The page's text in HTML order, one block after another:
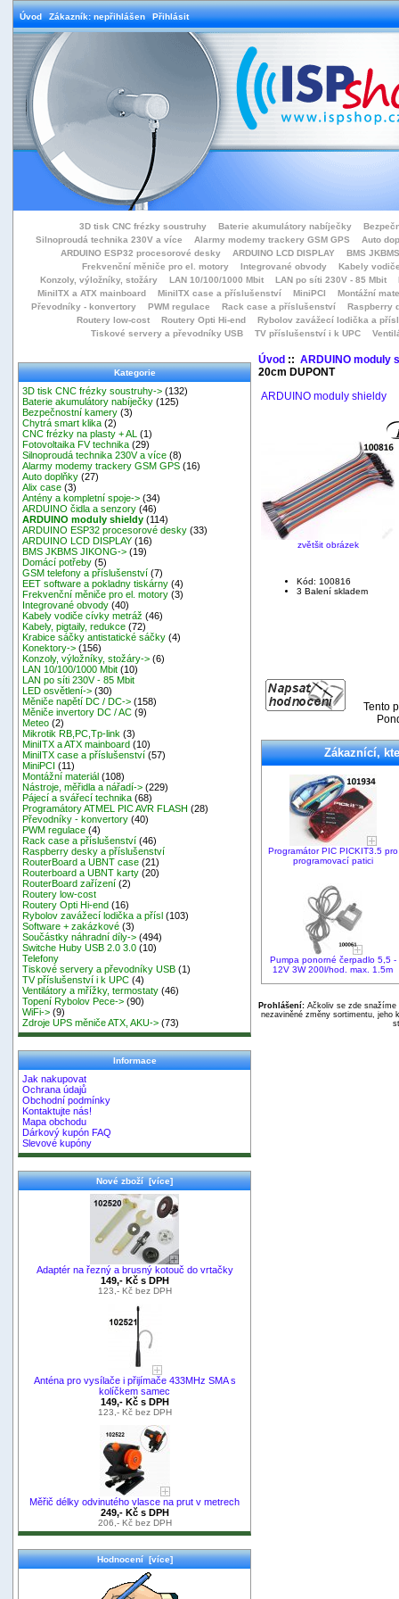
Úvod Zákazník: nepřihlášen Přihlásit
3D tisk CNC frézky soustruhy Baterie akumulátory nabíječky
Silnoproudá technika 230V a více
Alarmy modemy trackery GSM GPS
Auto
ARDUINO ESP32 procesorové desky
ARDUINO LCD DISPLAY
BMS
Frekvenční měniče pro el. motory
Integrované obvody
Kabely
Konzoly, výložníky, stožáry
LAN 10/100/1000 Mbit LAN po síti 230V - 85 Mbit
MiniITX a ATX mainboard
MiniITX case a příslušenství MiniPCI
Montážní
Převodníky - konvertory
PWM regulace Rack case a příslušenství
Raspberry
Routery low-cost
Routery Opti Hi-end
Rybolov zavážecí lodička a přísl
Tiskové servery a převodníky USB
TV příslušenství i k UPC
Kategorie
3D tisk CNC frézky soustruhy-> (132)
Baterie akumulátory nabíječky (125)
Bezpečnostní kamery (3)
Chytrá smart klika (2)
CNC frézky na plasty + AL
(1)
Fotovoltaika FV technika (29)
Silnoproudá technika 230V a více (8)
Alarmy modemy trackery GSM GPS (16)
Auto doplňky (27)
Alix case (3)
Antény a kompletní spoje-> (34)
ARDUINO čidla a senzory (46)
ARDUINO moduly shieldy (114)
ARDUINO ESP32 procesorové desky (33)
ARDUINO LCD DISPLAY (16)
BMS JKBMS JIKONG-> (19)
Domácí potřeby (5)
GSM telefony a příslušenství (7)
EET software a pokladny tiskárny (4)
Frekvenční měniče pro el. motory (3)
Integrované obvody (40)
Kabely vodiče cívky metráž (46)
Kabely, pigtaily, redukce (72)
Krabice sáčky antistatické sáčky (4)
Konektory-> (156)
Konzoly, výložníky, stožáry-> (6)
LAN 10/100/1000 Mbit (10)
LAN po síti 230V - 85 Mbit
LED osvětlení-> (30)
Měniče napětí DC / DC-> (158)
Měniče invertory DC / AC (9)
Meteo (2)
Mikrotik RB,PC,Tp-link (3)
MiniITX a ATX mainboard (10)
MiniITX case a příslušenství (57)
MiniPCI (11)
Montážní materiál (108)
Nástroje, měřidla a nářadí-> (229)
Pájecí a svářecí technika (68)
Programátory ATMEL PIC AVR FLASH (28)
Převodníky - konvertory (40)
PWM regulace (4)
Rack case a příslušenství (46)
Raspberry desky a příslušenství
RouterBoard a UBNT case (21)
Routerboard a UBNT karty (20)
RouterBoard zařízení (2)
Routery low-cost
Routery Opti Hi-end (16)
Rybolov zavážecí lodička a přísl (103)
Software + zakázkové (3)
Součástky náhradní díly-> (494)
Switche Huby USB 2.0 3.0 (10)
Telefony
Tiskové servery a převodníky USB (1)
TV příslušenství i k UPC (4)
Ventilátory a mřížky, termostaty (46)
Topení Rybolov Pece-> (90)
WiFi-> (9)
Zdroje UPS měniče ATX, AKU-> (73)
Informace
Jak nakupovat
Ochrana údajů
Obchodní podmínky
Kontaktujte nás!
Mapa obchodu
Dárkový kupón FAQ
Slevové kupóny
Nové zboží [více]
Adaptér na řezný a brusný kotouč do vrtačky
149,- Kč s DPH
123,- Kč bez DPH
Anténa pro vysílače i přijímače 433MHz SMA s
kolíčkem samec
149,- Kč s DPH
123,- Kč bez DPH
Měřič délky odvinutého vlasce na prut v metrech
249,- Kč s DPH
206,- Kč bez DPH
Hodnocení [více]
Úvod:: ARDUINO moduly
20cm DUPONT
ARDUINO moduly shieldy
zvětšit obrázek
Kód: 100816
3 Balení skladem
Tento
Zákaznící,
Programátor PIC PICKIT3.5 pro
programovací patici
Pumpa ponorné čerpadlo 5,5 -
12V 3W 200l/hod. max. 1.5m
Prohlášení:Ačkoliv se zde snažíme
nezaviněné změny sortimentu, jeho